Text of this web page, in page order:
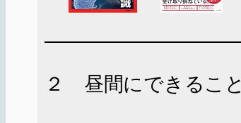
２ 昼間にできること